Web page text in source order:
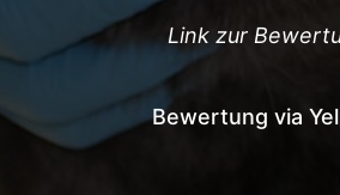
Link zur
Bewertung via